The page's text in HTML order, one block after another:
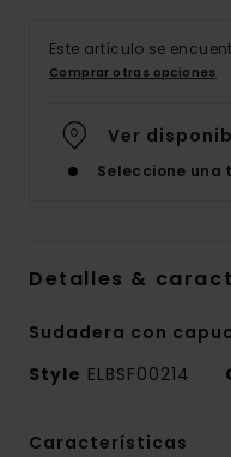
Este artículo se
Comprar otras opciones
Ver
Seleccione una
Detalles &
Sudadera con
Style ELBSF00214
Características